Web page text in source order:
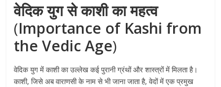
वेदिक युग से काशी का महत्व
(Importance of Kashi from
the Vedic Age)
वेदिक युग में काशी का उल्लेख कई पुरानी ग्रंथों और शास्त्रों में मिलता है।
काशी, जिसे अब वाराणसी के नाम से भी जाना जाता है, वेदों में एक प्रमुख